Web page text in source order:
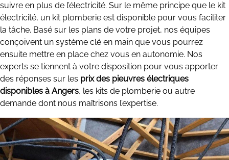
suivre en plus de l’électricité. Sur le même principe que le kit
électricité, un kit plomberie est disponible pour vous faciliter
la tâche. Basé sur les plans de votre projet, nos équipes
conçoivent un système clé en main que vous pourrez
ensuite mettre en place chez vous en autonomie. Nos
experts se tiennent à votre disposition pour vous apporter
des réponses sur les prix des pieuvres électriques
disponibles à Angers, les kits de plomberie ou autre
demande dont nous maîtrisons l’expertise.